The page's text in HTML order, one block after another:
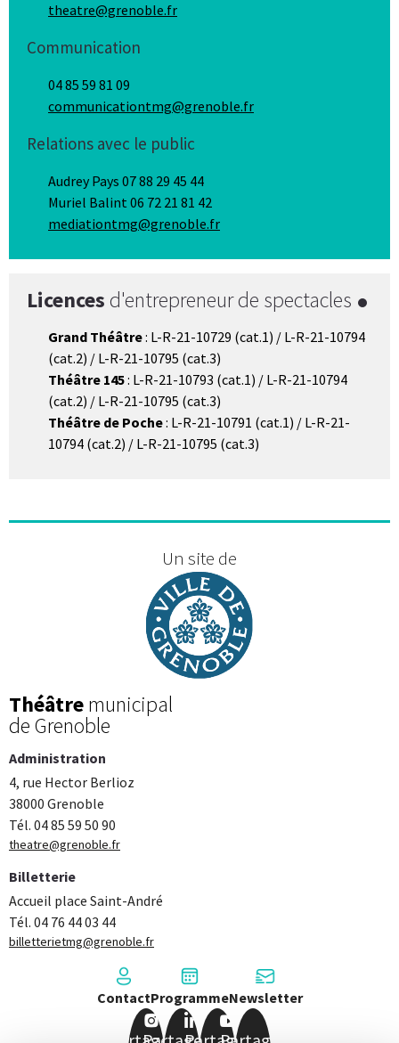
theatre@grenoble.fr
Communication
04 85 59 81 09
communicationtmg@grenoble.fr
Relations avec le public
Audrey Pays 07 88 29 45 44
Muriel Balint 06 72 21 81 42
mediationtmg@grenoble.fr
Licences d'entrepreneur de spectacles
Grand Théâtre: L-R-21-10729 (cat.1) / L-R-21-10794
(cat.2) / L-R-21-10795 (cat.3)
Théâtre 145: L-R-21-10793 (cat.1) / L-R-21-10794
(cat.2) / L-R-21-10795 (cat.3)
Théâtre de Poche: L-R-21-10791 (cat.1) / L-R-21-
10794 (cat.2) / L-R-21-10795 (cat.3)
Un site de
Théâtremunicipal
de Grenoble
Administration
4, rue Hector Berlioz
38000 Grenoble
Tél. 04 85 59 50 90
theatre@grenoble.fr
Billetterie
Accueil place Saint-André
Tél. 04 76 44 03 44
billetterietmg@grenoble.fr
ContactProgrammeNewsletter